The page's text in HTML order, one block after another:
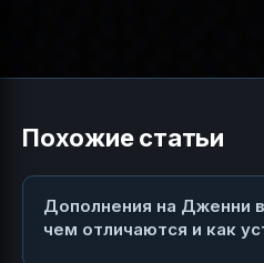
Похожие статьи
Дополнения на Дженни
чем отличаются и как